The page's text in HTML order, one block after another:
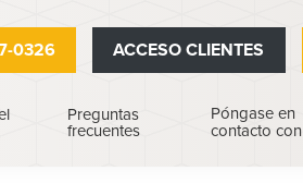
0326 ACCESO CLIENTES
Preguntas
frecuentes
Póngase en
contacto con